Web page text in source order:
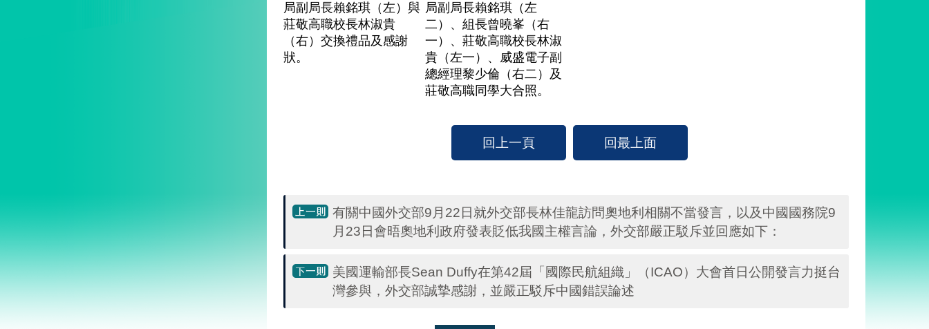
局副局長賴銘琪（左）與
莊敬高職校長林淑貴
（右）交換禮品及感謝
狀。
局副局長賴銘琪（左
二）、組長曾曉峯（右
一）、莊敬高職校長林淑
貴（左一）、威盛電子副
總經理黎少倫（右二）及
莊敬高職同學大合照。
回上一頁 回最上面
有關中國外交部9月22日就外交部長林佳龍訪問奧地利相關不當發言，以及中國國務院9
月23日會晤奧地利政府發表貶低我國主權言論，外交部嚴正駁斥並回應如下：
美國運輸部長Sean Duffy在第42屆「國際民航組織」（ICAO）大會首日公開發言力挺台
灣參與，外交部誠摯感謝，並嚴正駁斥中國錯誤論述